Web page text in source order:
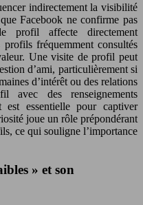
indirectement la visibilité
Facebook ne confirme pas
profil affecte directement
fréquemment consultés
Une visite de profil peut
d’ami, particulièrement si
d’intérêt ou des relations
avec des renseignements
essentielle pour captiver
joue un rôle prépondérant
ce qui souligne l’importance
» et son